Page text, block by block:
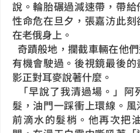
說。輪胎碾過減速帶，帶
性命危在旦夕，張嘉汸此
在老俄身上。
奇蹟般地，攔截車輛在他
有機會駛過。後視鏡最後
影正對耳麥說著什麼。
「早說了我清過場。」
髮，油門一踩衝上環線。
前滴水的髮梢。他再次把